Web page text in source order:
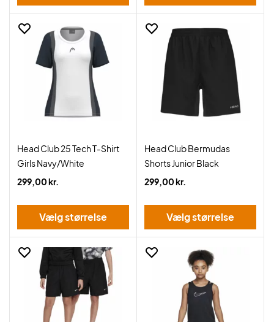
Head Club 25 Tech T-Shirt
Girls Navy/White
299,00 kr.
Vælg størrelse
Head Club Bermudas
Shorts Junior Black
299,00 kr.
Vælg størrelse